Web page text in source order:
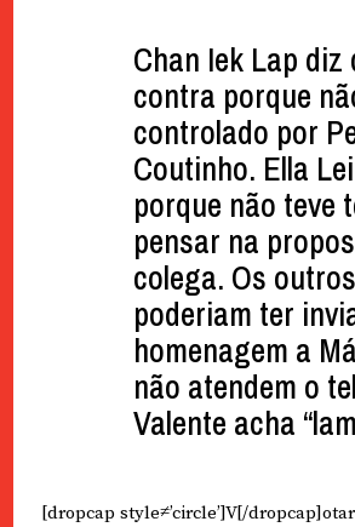
Chan Iek Lap diz
contra porque
controlado por
Coutinho. Ella
porque não teve
pensar na
colega. Os
poderiam ter
homenagem a
não atendem o
Valente acha
[dropcap style≠’circle’]V[/